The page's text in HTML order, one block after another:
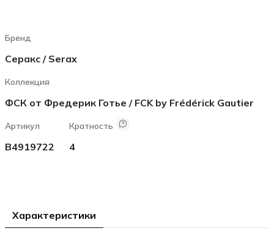
Бренд
Серакс / Serax
Коллекция
ФСК от Фредерик Готье / FCK by Frédérick Gautier
Артикул
B4919722
Кратность
4
Характеристики